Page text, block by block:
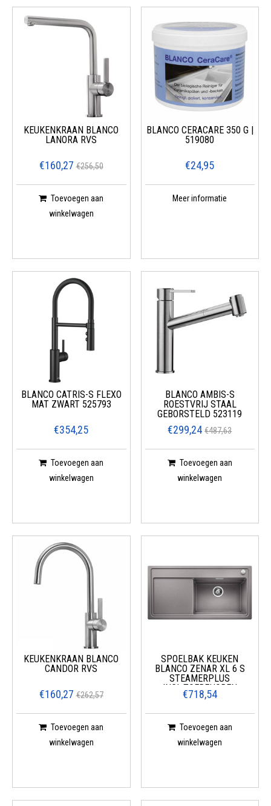
KEUKENKRAAN BLANCO
LANORA RVS
€160,27 €256,50
Toevoegen aan
winkelwagen
BLANCO CERACARE 350 G |
519080
€24,95
Meer informatie
BLANCO CATRIS-S FLEXO
MAT ZWART 525793
€354,25
Toevoegen aan
winkelwagen
BLANCO AMBIS-S
ROESTVRIJ STAAL
GEBORSTELD 523119
€299,24 €487,63
Toevoegen aan
winkelwagen
KEUKENKRAAN BLANCO
CANDOR RVS
€160,27 €262,57
Toevoegen aan
winkelwagen
SPOELBAK KEUKEN
BLANCO ZENAR XL 6 S
STEAMERPLUS
INCL.TOEBEHOREN
€718,54
Toevoegen aan
winkelwagen